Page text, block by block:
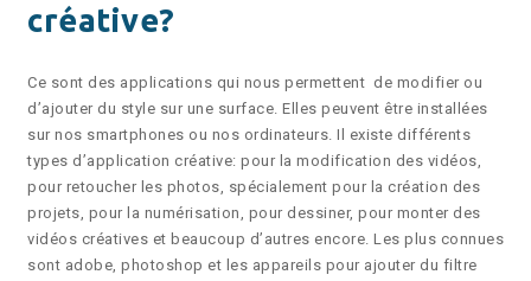
créative?
Ce sont des applications qui nous permettent de modifier ou
d’ajouter du style sur une surface. Elles peuvent être installées
sur nos smartphones ou nos ordinateurs. Il existe différents
types d’application créative: pour la modification des vidéos,
pour retoucher les photos, spécialement pour la création des
projets, pour la numérisation, pour dessiner, pour monter des
vidéos créatives et beaucoup d’autres encore. Les plus connues
sont adobe, photoshop et les appareils pour ajouter du filtre